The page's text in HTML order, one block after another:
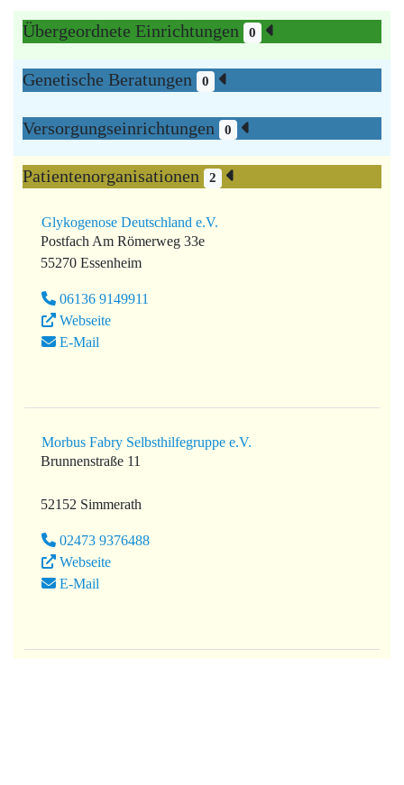
Übergeordnete Einrichtungen 0
Genetische Beratungen 0
Versorgungseinrichtungen 0
Patientenorganisationen 2
Glykogenose Deutschland e.V.
Postfach Am Römerweg 33e
55270 Essenheim
06136 9149911
Webseite
E-Mail
Morbus Fabry Selbsthilfegruppe e.V.
Brunnenstraße 11
52152 Simmerath
02473 9376488
Webseite
E-Mail